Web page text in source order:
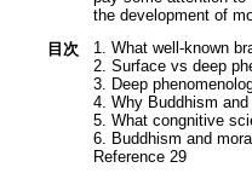
the development of
目次
1. What well-known
2. Surface vs deep
3. Deep
4. Why Buddhism
5. What congnitive
6. Buddhism and
Reference 29